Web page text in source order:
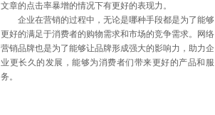
文章的点击率暴增的情况下有更好的表现力。
企业在营销的过程中，无论是哪种手段都是为了能够
更好的满足于消费者的购物需求和市场的竞争需求。网络
营销品牌也是为了能够让品牌形成强大的影响力，助力企
业更长久的发展，能够为消费者们带来更好的产品和服
务。